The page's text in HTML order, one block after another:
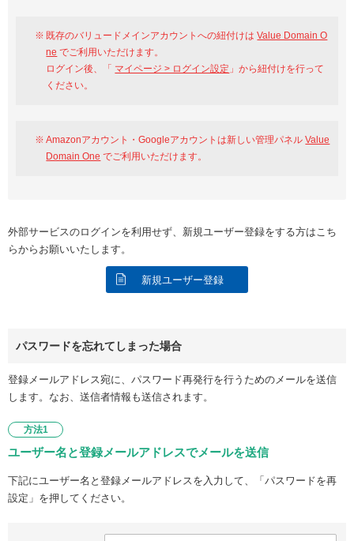
既存のバリュードメインアカウントへの紐付けはValue Domain O
ne でご利用いただけます。
ログイン後、「 マイページ > ログイン設定 」から紐付けを行って
ください。
Amazonアカウント・Googleアカウントは新しい管理パネルValue
Domain One でご利用いただけます。
外部サービスのログインを利用せず、新規ユーザー登録をする方はこち
らからお願いいたします。
新規ユーザー登録
パスワードを忘れてしまった場合
登録メールアドレス宛に、パスワード再発行を行うためのメールを送信
します。なお、送信者情報も送信されます。
方法1
ユーザー名と登録メールアドレスでメールを送信
下記にユーザー名と登録メールアドレスを入力して、「パスワードを再
設定」を押してください。